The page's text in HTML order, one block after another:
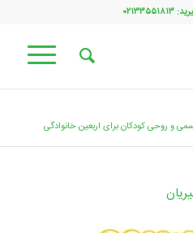
و روحی کودکان برای اربعین خانوادگی